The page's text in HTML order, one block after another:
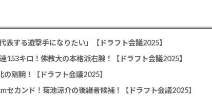
表する遊撃手になりたい」【ドラフト会議2025】
153キロ！佛教大の本格派右腕！【ドラフト会議2025】
剛腕！【ドラフト会議2025】
セカンド！菊池涼介の後継者候補！【ドラフト会議2025】